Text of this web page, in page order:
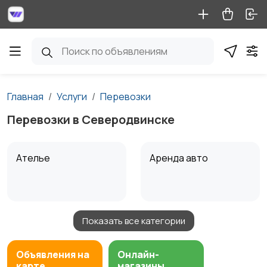
Главная Услуги Перевозки
Перевозки в Северодвинске
Ателье Аренда авто
Аренда водного
транспорта
Аренда спецтехники
Показать все категории
Объявления на
Онлайн-